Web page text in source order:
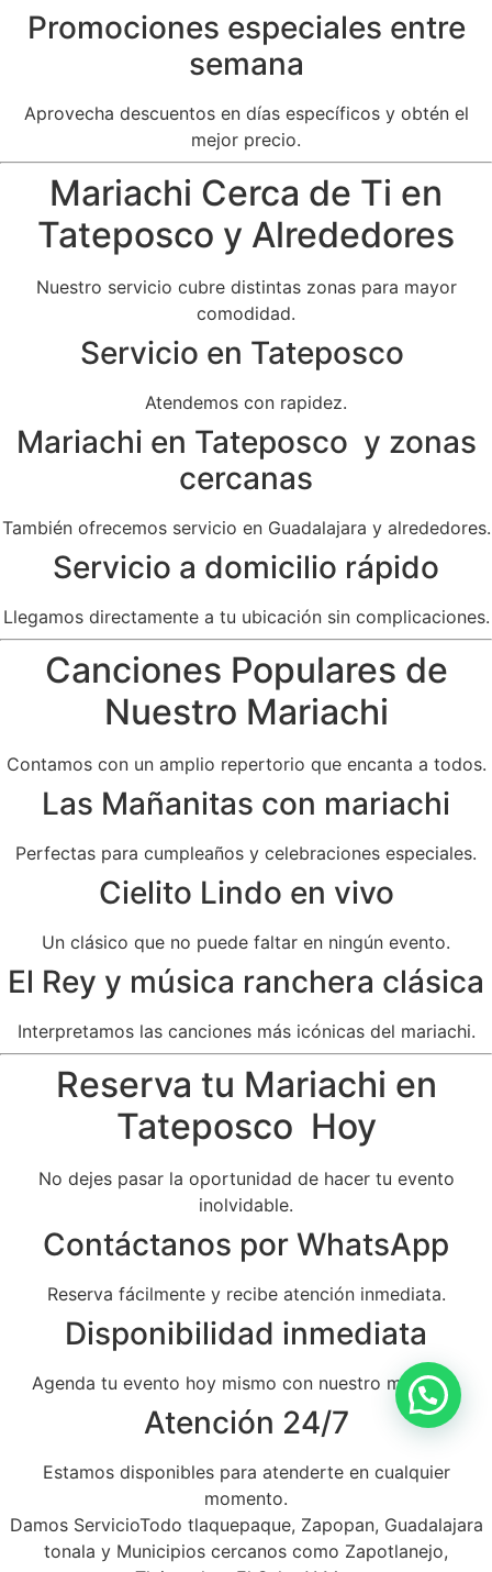
Promociones especiales entre
semana
Aprovecha descuentos en días específicos y obtén el
mejor precio.
Mariachi Cerca de Ti en
Tateposco y Alrededores
Nuestro servicio cubre distintas zonas para mayor
comodidad.
Servicio en Tateposco
Atendemos con rapidez.
Mariachi en Tateposco y zonas
cercanas
También ofrecemos servicio en Guadalajara y alrededores.
Servicio a domicilio rápido
Llegamos directamente a tu ubicación sin complicaciones.
Canciones Populares de
Nuestro Mariachi
Contamos con un amplio repertorio que encanta a todos.
Las Mañanitas con mariachi
Perfectas para cumpleaños y celebraciones especiales.
Cielito Lindo en vivo
Un clásico que no puede faltar en ningún evento.
El Rey y música ranchera clásica
Interpretamos las canciones más icónicas del mariachi.
Reserva tu Mariachi en
Tateposco Hoy
No dejes pasar la oportunidad de hacer tu evento
inolvidable.
Contáctanos por WhatsApp
Reserva fácilmente y recibe atención inmediata.
Disponibilidad inmediata
Agenda tu evento hoy mismo con nuestro mariachi.
Atención 24/7
Estamos disponibles para atenderte en cualquier
momento.
Damos ServicioTodo tlaquepaque, Zapopan, Guadalajara
tonala y Municipios cercanos como Zapotlanejo,